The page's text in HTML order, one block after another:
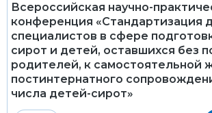
Всероссийская научно-
конференция «Стандартизация
специалистов в сфере
сирот и детей, оставшихся без
родителей, к самостоятельной
постинтернатного
числа детей-сирот»